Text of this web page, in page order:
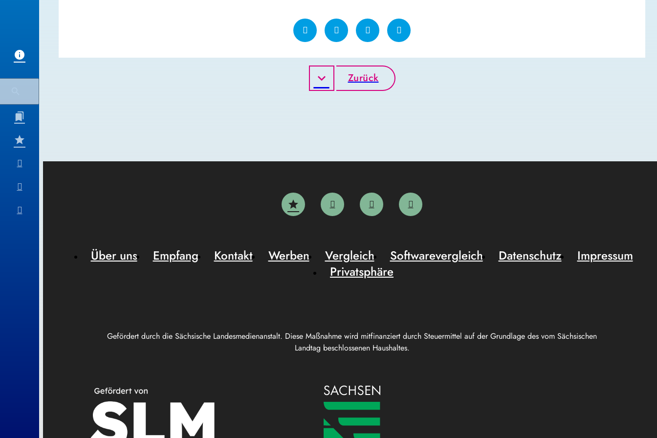
Zurück
Gefördert durch die Sächsische Landesmedienanstalt. Diese Maßnahme wird mitfinanziert durch Steuermittel auf der Grundlage des vom Sächsischen
Landtag beschlossenen Haushaltes.
Über uns Empfang Kontakt Werben Vergleich Softwarevergleich Datenschutz
Impressum
Privatsphäre